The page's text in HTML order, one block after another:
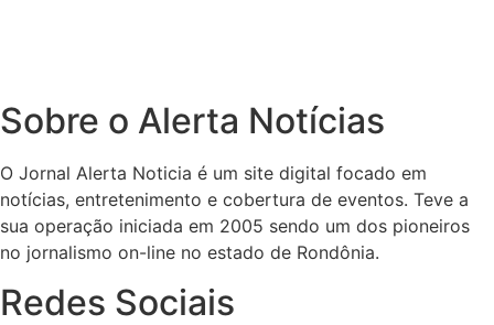
Sobre o Alerta Notícias
O Jornal Alerta Noticia é um site digital focado em
notícias, entretenimento e cobertura de eventos. Teve a
sua operação iniciada em 2005 sendo um dos pioneiros
no jornalismo on-line no estado de Rondônia.
Redes Sociais